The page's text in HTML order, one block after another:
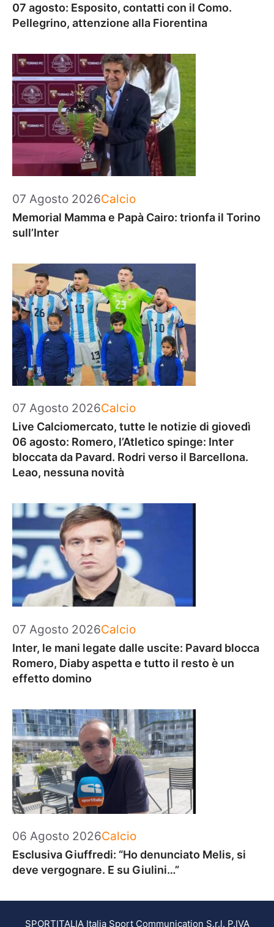
07 agosto: Esposito, contatti con il Como.
Pellegrino, attenzione alla Fiorentina
07 Agosto 2026Categorie
Calcio
Memorial Mamma e Papà Cairo: trionfa il Torino
sull’Inter
07 Agosto 2026Categorie
Calcio
Live Calciomercato, tutte le notizie di giovedì
06 agosto: Romero, l’Atletico spinge: Inter
bloccata da Pavard. Rodri verso il Barcellona.
Leao, nessuna novità
07 Agosto 2026Categorie
Calcio
Inter, le mani legate dalle uscite: Pavard blocca
Romero, Diaby aspetta e tutto il resto è un
effetto domino
06 Agosto 2026Categorie
Calcio
Esclusiva Giuffredi: “Ho denunciato Melis, si
deve vergognare. E su Giulini…”
SPORTITALIA Italia Sport Communication S.r.l. P.IVA